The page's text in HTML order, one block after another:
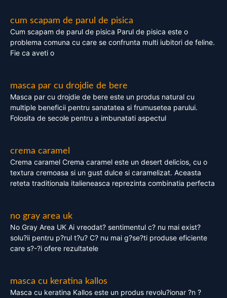
cum scapam de parul de pisica
Cum scapam de parul de pisica Parul de pisica este o
problema comuna cu care se confrunta multi iubitori de feline.
Fie ca aveti o
masca par cu drojdie de bere
Masca par cu drojdie de bere este un produs natural cu
multiple beneficii pentru sanatatea si frumusetea parului.
Folosita de secole pentru a imbunatati aspectul
crema caramel
Crema caramel Crema caramel este un desert delicios, cu o
textura cremoasa si un gust dulce si caramelizat. Aceasta
reteta traditionala italieneasca reprezinta combinatia perfecta
no gray area uk
No Gray Area UK Ai vreodat? sentimentul c? nu mai exist?
solu?ii pentru p?rul t?u? C? nu mai g?se?ti produse eficiente
care s?-?i ofere rezultatele
masca cu keratina kallos
Masca cu keratina Kallos este un produs revolu?ionar ?n ?